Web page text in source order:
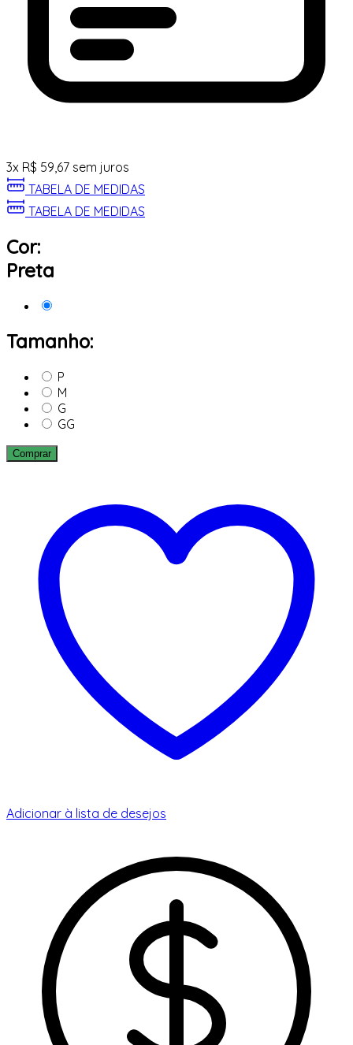
3x R$ 59,67 sem juros
TABELA DE MEDIDAS
TABELA DE MEDIDAS
Cor:
Preta
Tamanho:
P
M
G
GG
Comprar
Adicionar à lista de desejos